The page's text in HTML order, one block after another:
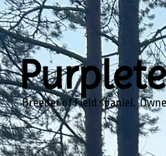
Breeder of Field spaniel.